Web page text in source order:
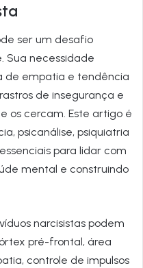
ser um desafio
Sua necessidade
de empatia e tendência
de insegurança e
os cercam. Este artigo é
psicanálise, psiquiatria
para lidar com
mental e construindo
narcisistas podem
pré-frontal, área
controle de impulsos